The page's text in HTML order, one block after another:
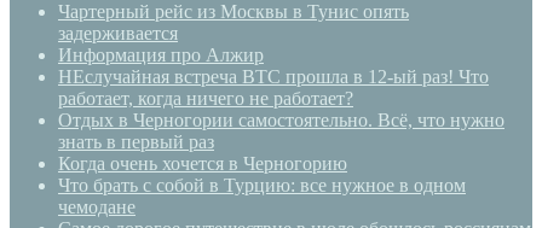
Чартерный рейс из Москвы в Тунис опять
задерживается
Информация про Алжир
НЕслучайная встреча BTC прошла в 12-ый раз! Что
работает, когда ничего не работает?
Отдых в Черногории самостоятельно. Всё, что нужно
знать в первый раз
Когда очень хочется в Черногорию
Что брать с собой в Турцию: все нужное в одном
чемодане